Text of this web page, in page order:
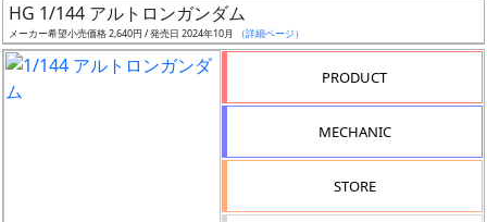
グ
レ
ー
ド
HG 1/144 アルトロンガンダム
メーカー希望小売価格 2,640円 / 発売日 2024年10月 （詳細ページ）
PRODUCT
MECHANIC
STORE